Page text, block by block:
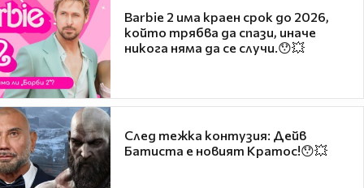
Barbie 2 има краен срок до 2026,
който трябва да спази, иначе
никога няма да се случи.😯💥
След тежка контузия: Дейв
Батиста е новият Кратос!😯💥